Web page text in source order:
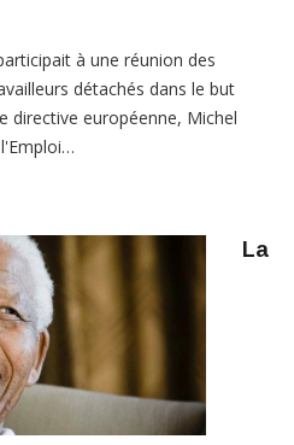
à une réunion des
détachés dans le but
directive européenne, Michel
La